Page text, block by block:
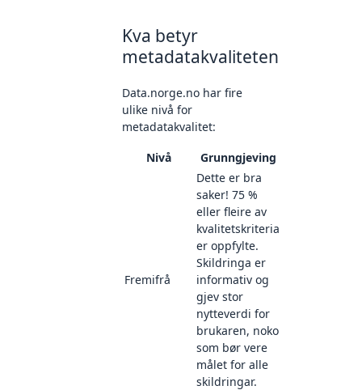
Kva betyr
metadatakvaliteten
Data.norge.no har fire
ulike nivå for
metadatakvalitet:
Nivå
Grunngjeving
Fremifrå
Dette er bra
saker! 75 %
eller fleire av
kvalitetskriteria
er oppfylte.
Skildringa er
informativ og
gjev stor
nytteverdi for
brukaren, noko
som bør vere
målet for alle
skildringar.